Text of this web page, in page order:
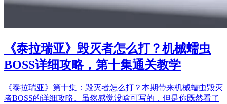
《泰拉瑞亚》毁灭者怎么打？机械蠕虫
BOSS详细攻略，第十集通关教学
《泰拉瑞亚》第十集：毁灭者怎么打？本期带来机械蠕虫毁灭
者BOSS的详细攻略。虽然感觉没啥可写的，但是你既然看了